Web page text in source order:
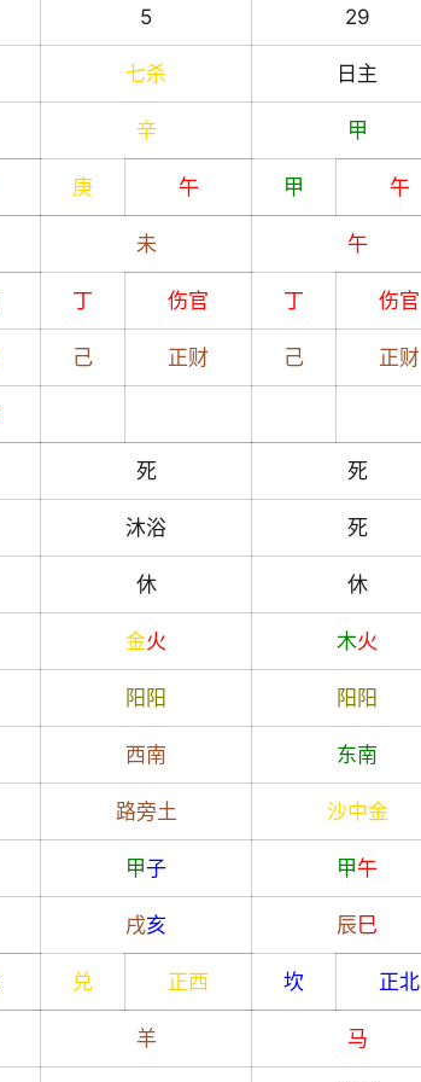
5 29
七杀 日主
辛 甲
庚 午 甲 午
未 午
丁 伤官 丁 伤官
己 正财 己 正财
死 死
沐浴 死
休 休
金火 木火
阳 阳 阳 阳
西南 东南
路旁土 沙中金
甲子 甲午
戌亥 辰巳
兑 正西 坎 正北
羊 马